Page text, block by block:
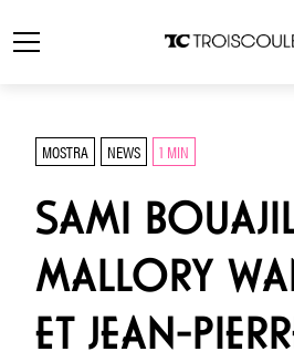
MOSTRA NEWS 1 MIN
SAMI
MALLORY
ET JEAN-